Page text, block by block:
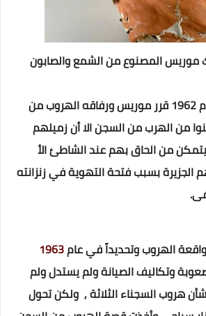
موريس المصنوع من الشمع والصابون
في ليلة 12 يونيو عام 1962 قرر موريس ورفاقه الهروب من
من الهرب من السجن الا أن زميلهم
يتمكن من الحاق بهم عند الشاطئ الأ
الجزيرة بسبب فتحة التهوية في زنزانته
الهروب وتحديداً في عام1963
وتكاليف الصيانة ولم يستدل ولم
هروب السجناء الثلاثة , ولكن تحول